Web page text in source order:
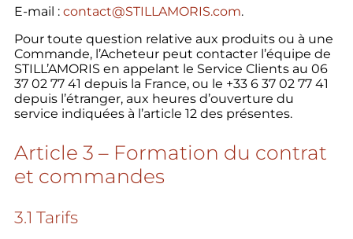
E-mail : contact@STILLAMORIS.com.
Pour toute question relative aux produits ou à une
Commande, l’Acheteur peut contacter l’équipe de
STILL’AMORIS en appelant le Service Clients au 06
37 02 77 41 depuis la France, ou le +33 6 37 02 77 41
depuis l’étranger, aux heures d’ouverture du
service indiquées à l’article 12 des présentes.
Article 3 – Formation du contrat
et commandes
3.1 Tarifs